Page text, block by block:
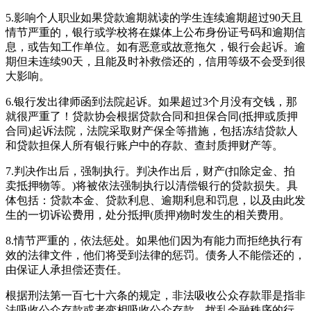
5.影响个人职业如果贷款逾期就读的学生连续逾期超过90天且
情节严重的，银行或学校将在媒体上公布身份证号码和逾期信
息，或告知工作单位。如有恶意或故意拖欠，银行会起诉。逾
期但未连续90天，且能及时补救偿还的，信用等级不会受到很
大影响。
6.银行发出律师函到法院起诉。如果超过3个月没有交钱，那
就很严重了！贷款协会根据贷款合同和担保合同(抵押或质押
合同)起诉法院，法院采取财产保全等措施，包括冻结贷款人
和贷款担保人所有银行账户中的存款、查封质押财产等。
7.判决作出后，强制执行。判决作出后，财产(扣除定金、拍
卖抵押物等。)将被依法强制执行以清偿银行的贷款损失。具
体包括：贷款本金、贷款利息、逾期利息和罚息，以及由此发
生的一切诉讼费用，处分抵押(质押)物时发生的相关费用。
8.情节严重的，依法惩处。如果他们因为有能力而拒绝执行有
效的法律文件，他们将受到法律的惩罚。债务人不能偿还的，
由保证人承担偿还责任。
根据刑法第一百七十六条的规定，非法吸收公众存款罪是指非